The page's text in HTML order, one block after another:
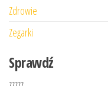
Zdrowie
Zegarki
Sprawdź